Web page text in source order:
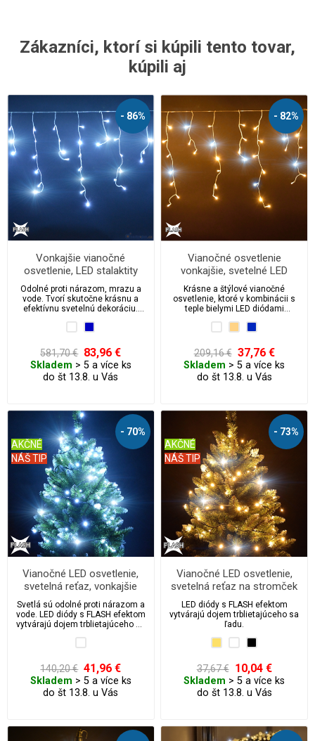
Zákazníci, ktorí si kúpili tento tovar,
kúpili aj
- 86%
Vonkajšie vianočné
osvetlenie, LED stalaktity
630 ks/25 m s FLASH a
časovačom
Odolné proti nárazom, mrazu a
vode. Tvorí skutočne krásnu a
efektívnu svetelnú dekoráciu.
581,70 € 83,96 €
Skladem > 5 a více ks
do št 13.8. u Vás
- 82%
Vianočné osvetlenie
vonkajšie, svetelné LED
kvaple 210 ks/10 m s flash
efektom a časovačom
Krásne a štýlové vianočné
osvetlenie, ktoré v kombinácii s
teple bielymi LED diódami
209,16 € 37,76 €
Skladem > 5 a více ks
do št 13.8. u Vás
- 70%
NÁŠ TIP
AKČNÉ
Vianočné LED osvetlenie,
svetelná reťaz, vonkajšie
300ks/35m s FLASH
Svetlá sú odolné proti nárazom a
vode. LED diódy s FLASH efektom
vytvárajú dojem trblietajúceho sa
140,20 € 41,96 €
Skladem > 5 a více ks
do št 13.8. u Vás
- 73%
NÁŠ TIP
AKČNÉ
Vianočné LED osvetlenie,
svetelná reťaz na stromček
100 ks/10 m s FLASH
LED diódy s FLASH efektom
vytvárajú dojem trblietajúceho sa
ľadu.
37,67 € 10,04 €
Skladem > 5 a více ks
do št 13.8. u Vás